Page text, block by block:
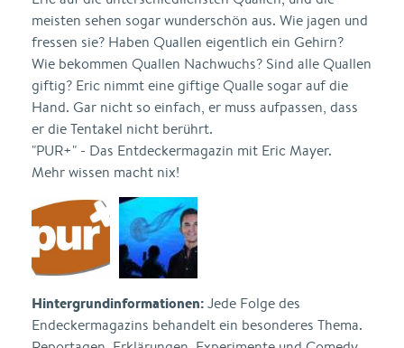
meisten sehen sogar wunderschön aus. Wie jagen und
fressen sie? Haben Quallen eigentlich ein Gehirn?
Wie bekommen Quallen Nachwuchs? Sind alle Quallen
giftig? Eric nimmt eine giftige Qualle sogar auf die
Hand. Gar nicht so einfach, er muss aufpassen, dass
er die Tentakel nicht berührt.
"PUR+" - Das Entdeckermagazin mit Eric Mayer.
Mehr wissen macht nix!
Hintergrundinformationen:Jede Folge des
Endeckermagazins behandelt ein besonderes Thema.